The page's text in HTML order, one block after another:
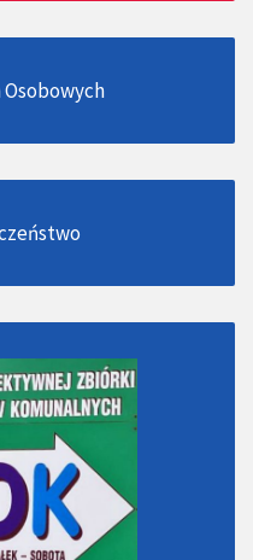
Osobowych